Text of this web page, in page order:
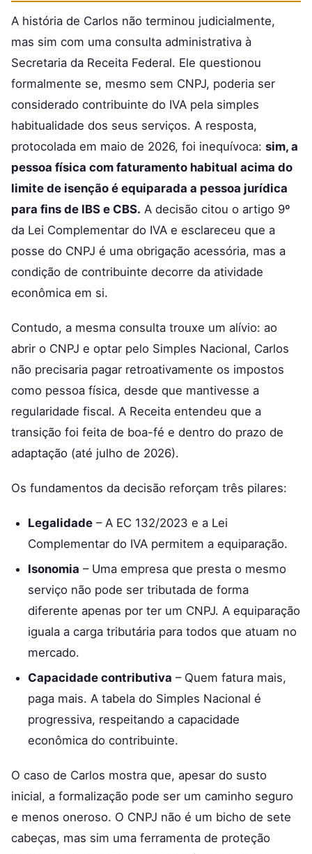
A história de Carlos não terminou judicialmente,
mas sim com uma consulta administrativa à
Secretaria da Receita Federal. Ele questionou
formalmente se, mesmo sem CNPJ, poderia ser
considerado contribuinte do IVA pela simples
habitualidade dos seus serviços. A resposta,
protocolada em maio de 2026, foi inequívoca: sim, a
pessoa física com faturamento habitual acima do
limite de isenção é equiparada a pessoa jurídica
para fins de IBS e CBS. A decisão citou o artigo 9º
da Lei Complementar do IVA e esclareceu que a
posse do CNPJ é uma obrigação acessória, mas a
condição de contribuinte decorre da atividade
econômica em si.
Contudo, a mesma consulta trouxe um alívio: ao
abrir o CNPJ e optar pelo Simples Nacional, Carlos
não precisaria pagar retroativamente os impostos
como pessoa física, desde que mantivesse a
regularidade fiscal. A Receita entendeu que a
transição foi feita de boa-fé e dentro do prazo de
adaptação (até julho de 2026).
Os fundamentos da decisão reforçam três pilares:
Legalidade – A EC 132/2023 e a Lei
Complementar do IVA permitem a equiparação.
Isonomia – Uma empresa que presta o mesmo
serviço não pode ser tributada de forma
diferente apenas por ter um CNPJ. A equiparação
iguala a carga tributária para todos que atuam no
mercado.
Capacidade contributiva – Quem fatura mais,
paga mais. A tabela do Simples Nacional é
progressiva, respeitando a capacidade
econômica do contribuinte.
O caso de Carlos mostra que, apesar do susto
inicial, a formalização pode ser um caminho seguro
e menos oneroso. O CNPJ não é um bicho de sete
cabeças, mas sim uma ferramenta de proteção